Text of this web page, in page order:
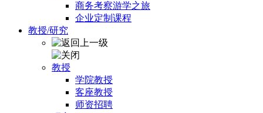
商务考察游学之旅
企业定制课程
教授/研究
教授
学院教授
客座教授
师资招聘